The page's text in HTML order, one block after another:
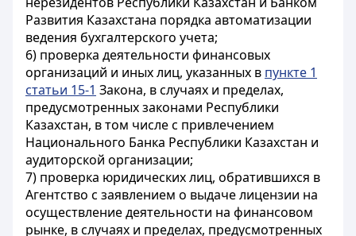
Развития Казахстана порядка автоматизации
ведения бухгалтерского учета;
6) проверка деятельности финансовых
организаций и иных лиц, указанных в пункте 1
статьи 15-1 Закона, в случаях и пределах,
предусмотренных законами Республики
Казахстан, в том числе с привлечением
Национального Банка Республики Казахстан и
аудиторской организации;
7) проверка юридических лиц, обратившихся в
Агентство с заявлением о выдаче лицензии на
осуществление деятельности на финансовом
рынке, в случаях и пределах, предусмотренных